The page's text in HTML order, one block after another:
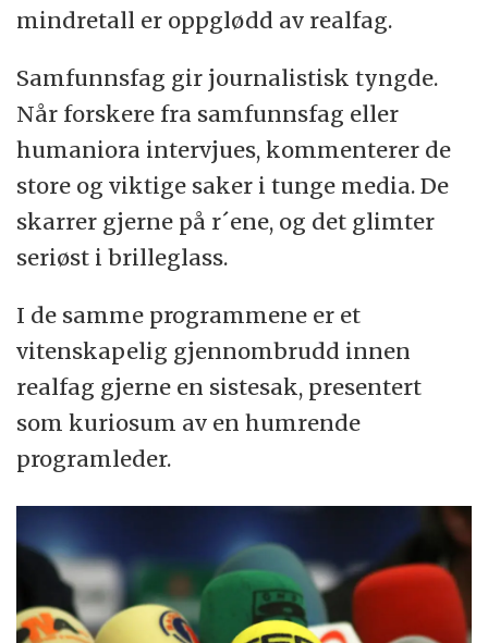
mindretall er oppglødd av realfag.
Samfunnsfag gir journalistisk tyngde.
Når forskere fra samfunnsfag eller
humaniora intervjues, kommenterer de
store og viktige saker i tunge media. De
skarrer gjerne på r´ene, og det glimter
seriøst i brilleglass.
I de samme programmene er et
vitenskapelig gjennombrudd innen
realfag gjerne en sistesak, presentert
som kuriosum av en humrende
programleder.